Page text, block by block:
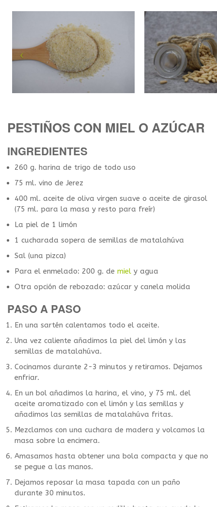
PESTIÑOS CON MIEL O AZÚCAR
INGREDIENTES
260 g. harina de trigo de todo uso
75 ml. vino de Jerez
400 ml. aceite de oliva virgen suave o aceite de girasol
(75 ml. para la masa y resto para freír)
La piel de 1 limón
1 cucharada sopera de semillas de matalahúva
Sal (una pizca)
Para el enmelado: 200 g. de miel y agua
Otra opción de rebozado: azúcar y canela molida
PASO A PASO
En una sartén calentamos todo el aceite.
Una vez caliente añadimos la piel del limón y las
semillas de matalahúva.
Cocinamos durante 2-3 minutos y retiramos. Dejamos
enfriar.
En un bol añadimos la harina, el vino, y 75 ml. del
aceite aromatizado con el limón y las semillas y
añadimos las semillas de matalahúva fritas.
Mezclamos con una cuchara de madera y volcamos la
masa sobre la encimera.
Amasamos hasta obtener una bola compacta y que no
se pegue a las manos.
Dejamos reposar la masa tapada con un paño
durante 30 minutos.